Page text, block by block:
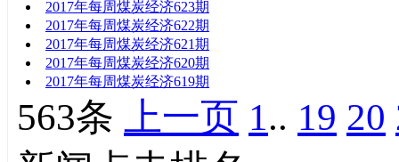
2017年每周煤炭经济623期
2017年每周煤炭经济622期
2017年每周煤炭经济621期
2017年每周煤炭经济620期
2017年每周煤炭经济619期
563条 上一页 1.. 19 20